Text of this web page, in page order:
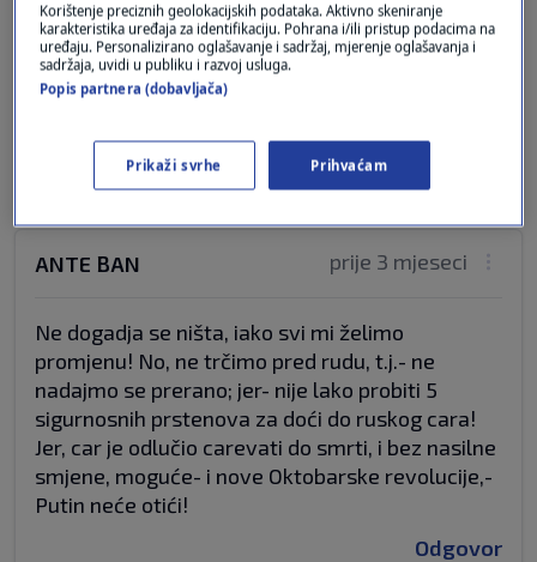
Anglosaksonski mediji stalno ponavljaju isti
narativ.Neka se CNN pozabavi zapadom. To nas
Odgovor
prije 3 mjeseci
ANTE BAN
Ne dogadja se ništa, iako svi mi želimo
promjenu! No, ne trčimo pred rudu, t.j.- ne
nadajmo se prerano; jer- nije lako probiti 5
sigurnosnih prstenova za doći do ruskog cara!
Jer, car je odlučio carevati do smrti, i bez nasilne
smjene, moguće- i nove Oktobarske revolucije,-
Putin neće otići!
Odgovor
Korištenje preciznih geolokacijskih podataka. Aktivno skeniranje
karakteristika uređaja za identifikaciju. Pohrana i/ili pristup podacima na
uređaju. Personalizirano oglašavanje i sadržaj, mjerenje oglašavanja i
sadržaja, uvidi u publiku i razvoj usluga.
Popis partnera (dobavljača)
Prikaži svrhe Prihvaćam